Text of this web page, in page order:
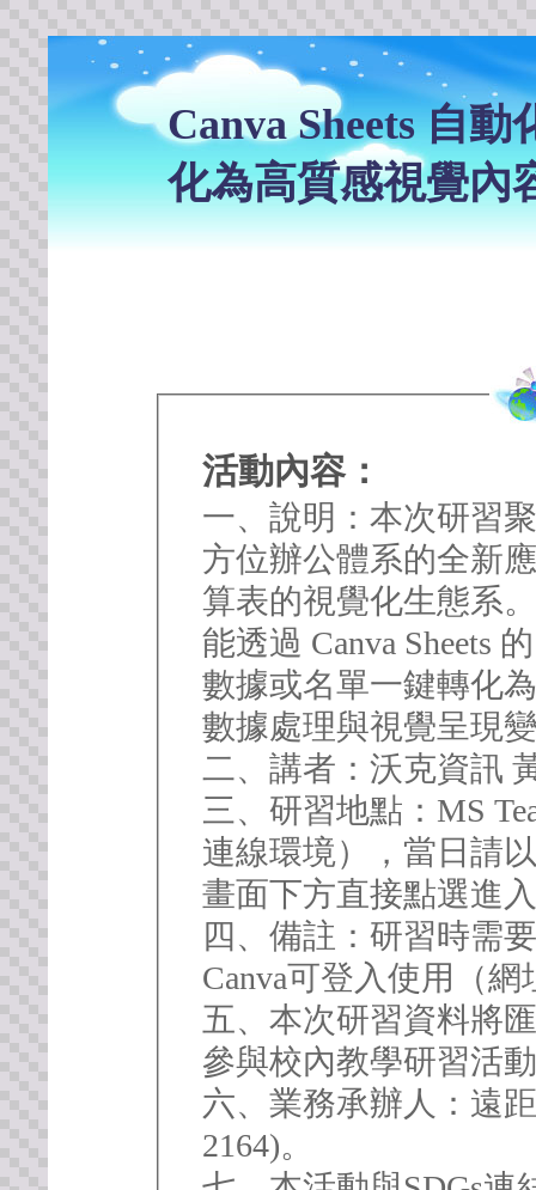
Canva Sheets 自
化為高質感視覺內
活動內容：
一、說明：本次研習
方位辦公體系的全新
算表的視覺化生態系
能透過 Canva Sheets
數據或名單一鍵轉化
數據處理與視覺呈現
二、講者：沃克資訊
三、研習地點：MS
連線環境），當日請
畫面下方直接點選進
四、備註：研習時需
Canva可登入使用（網
五、本次研習資料將
參與校內教學研習活
六、業務承辦人：遠
2164)。